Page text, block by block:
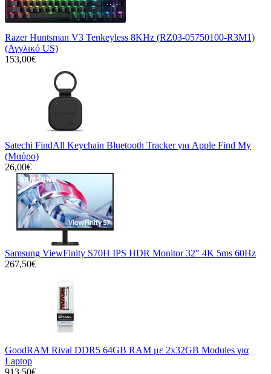
Razer Huntsman V3 Tenkeyless 8KHz (RZ03-05750100-R3M1)
(Αγγλικό US)
153,00€
Satechi FindAll Keychain Bluetooth Tracker για Apple Find My
(Μαύρο)
26,00€
Samsung ViewFinity S70H IPS HDR Monitor 32" 4K 5ms 60Hz
267,50€
GoodRAM Rival DDR5 64GB RAM με 2x32GB Modules για
Laptop
913,50€